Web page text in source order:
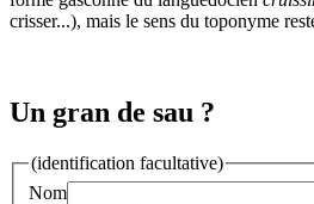
crisser...), mais le sens du toponyme
Un gran de sau ?
(identification facultative)
Nom